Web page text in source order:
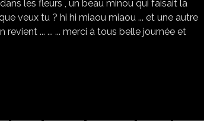
les fleurs , un beau minou qui faisait la
veux tu ? hi hi miaou miaou ... et une autre
revient ... ... ... merci à tous belle journée et